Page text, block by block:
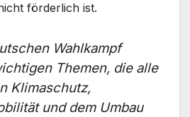
förderlich ist.
Wahlkampf
Themen, die alle
Klimaschutz,
und dem Umbau